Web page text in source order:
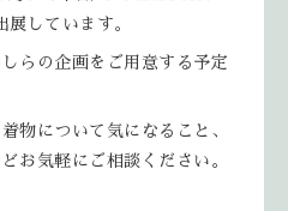
しています。
らの企画をご用意する予定
物について気になること、
お気軽にご相談ください。